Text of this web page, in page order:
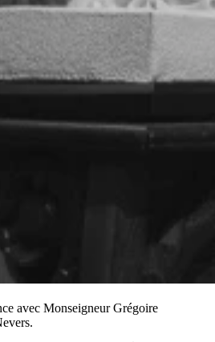
avec Monseigneur Grégoire